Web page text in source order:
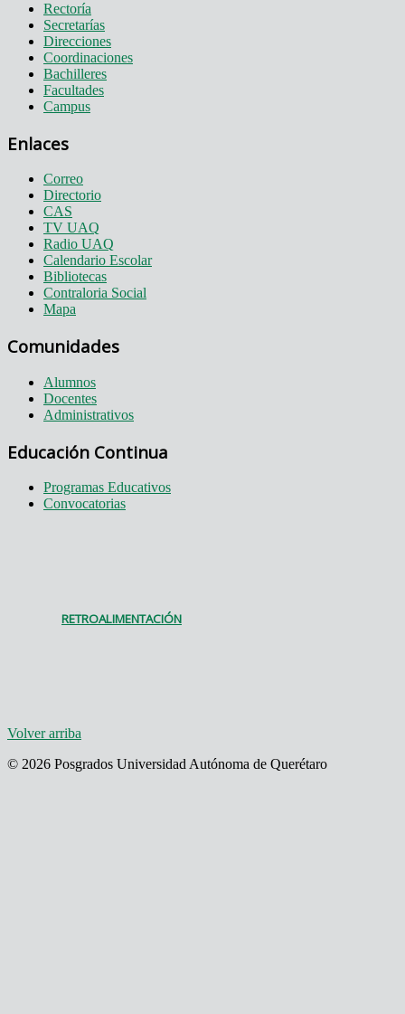
Rectoría
Secretarías
Direcciones
Coordinaciones
Bachilleres
Facultades
Campus
Enlaces
Correo
Directorio
CAS
TV UAQ
Radio UAQ
Calendario Escolar
Bibliotecas
Contraloria Social
Mapa
Comunidades
Alumnos
Docentes
Administrativos
Educación Continua
Programas Educativos
Convocatorias
RETROALIMENTACIÓN
Volver arriba
© 2026 Posgrados Universidad Autónoma de Querétaro